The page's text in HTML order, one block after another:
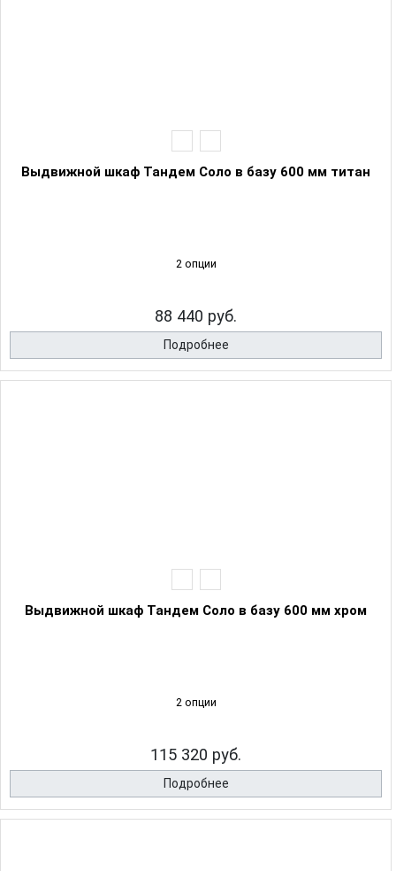
Выдвижной шкаф Тандем Соло в базу 600 мм титан
2 опции
88 440 руб.
Подробнее
Выдвижной шкаф Тандем Соло в базу 600 мм хром
2 опции
115 320 руб.
Подробнее